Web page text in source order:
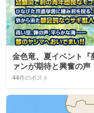
金色竜、夏イベント『
ァンが期待と興奮の声
44件のポスト